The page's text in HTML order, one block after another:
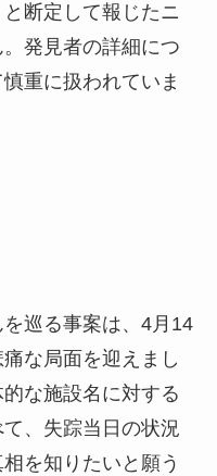
断定して報じたニ
発見者の詳細につ
重に扱われていま
巡る事案は、4月14
な局面を迎えまし
な施設名に対する
、失踪当日の状況
を知りたいと願う